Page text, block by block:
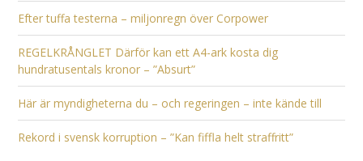
Efter tuffa testerna – miljonregn över Corpower
REGELKRÅNGLET Därför kan ett A4-ark kosta dig
hundratusentals kronor – ”Absurt”
Här är myndigheterna du – och regeringen – inte kände till
Rekord i svensk korruption – ”Kan fiffla helt straffritt”